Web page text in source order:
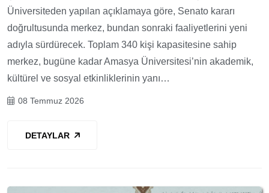
Üniversiteden yapılan açıklamaya göre, Senato kararı
doğrultusunda merkez, bundan sonraki faaliyetlerini yeni
adıyla sürdürecek. Toplam 340 kişi kapasitesine sahip
merkez, bugüne kadar Amasya Üniversitesi’nin akademik,
kültürel ve sosyal etkinliklerinin yanı…
08 Temmuz 2026
DETAYLAR